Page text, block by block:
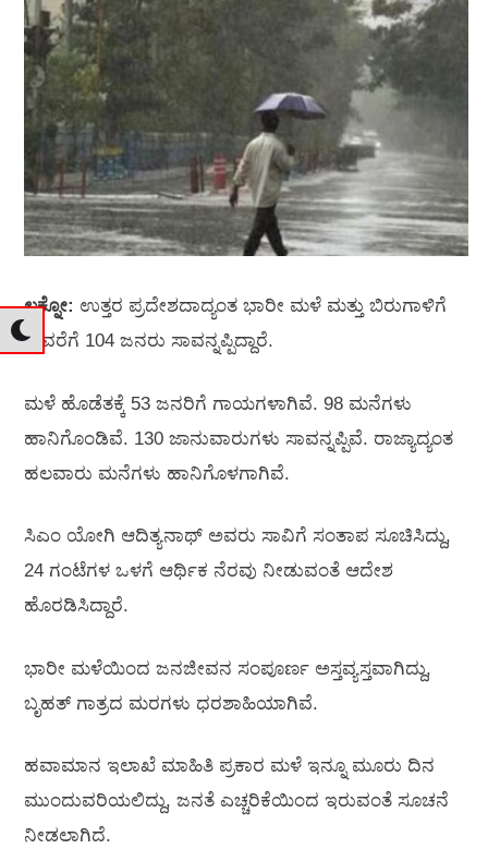
ಲಕ್ನೋ: ಉತ್ತರ ಪ್ರದೇಶದಾದ್ಯಂತ ಭಾರೀ ಮಳೆ ಮತ್ತು ಬಿರುಗಾಳಿಗೆ
ಈವರೆಗೆ 104 ಜನರು ಸಾವನ್ನಪ್ಪಿದ್ದಾರೆ.
ಮಳೆ ಹೊಡೆತಕ್ಕೆ 53 ಜನರಿಗೆ ಗಾಯಗಳಾಗಿವೆ. 98 ಮನೆಗಳು
ಹಾನಿಗೊಂಡಿವೆ. 130 ಜಾನುವಾರುಗಳು ಸಾವನ್ನಪ್ಪಿವೆ. ರಾಜ್ಯಾದ್ಯಂತ
ಹಲವಾರು ಮನೆಗಳು ಹಾನಿಗೊಳಗಾಗಿವೆ.
ಸಿಎಂ ಯೋಗಿ ಆದಿತ್ಯನಾಥ್‌ ಅವರು ಸಾವಿಗೆ ಸಂತಾಪ ಸೂಚಿಸಿದ್ದು,
24 ಗಂಟೆಗಳ ಒಳಗೆ ಆರ್ಥಿಕ ನೆರವು ನೀಡುವಂತೆ ಆದೇಶ
ಹೊರಡಿಸಿದ್ದಾರೆ.
ಭಾರೀ ಮಳೆಯಿಂದ ಜನಜೀವನ ಸಂಪೂರ್ಣ ಅಸ್ತವ್ಯಸ್ತವಾಗಿದ್ದು,
ಬೃಹತ್‌ ಗಾತ್ರದ ಮರಗಳು ಧರಶಾಹಿಯಾಗಿವೆ.
ಹವಾಮಾನ ಇಲಾಖೆ ಮಾಹಿತಿ ಪ್ರಕಾರ ಮಳೆ ಇನ್ನೂ ಮೂರು ದಿನ
ಮುಂದುವರಿಯಲಿದ್ದು, ಜನತೆ ಎಚ್ಚರಿಕೆಯಿಂದ ಇರುವಂತೆ ಸೂಚನೆ
ನೀಡಲಾಗಿದೆ.